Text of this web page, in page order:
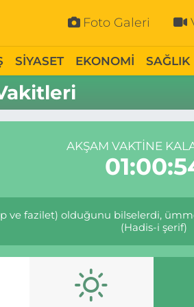
Foto Galeri
SİYASET EKONOMİ SAĞLIK
AKŞAM VAKTINE
ve fazilet) olduğunu bilselerdi,
(Hadis-i şerif)